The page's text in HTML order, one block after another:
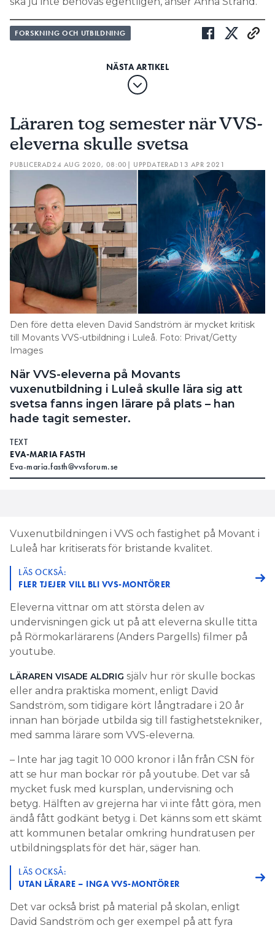
FORSKNING OCH UTBILDNING
Läraren tog semester när VVS-
eleverna skulle svetsa
PUBLICERAD24 AUG 2020, 08:00 | UPPDATERAD 13 APR 2021
Den före detta eleven David Sandström är mycket kritisk
till Movants VVS-utbildning i Luleå. Foto: Privat/Getty
Images
När VVS-eleverna på Movants
vuxenutbildning i Luleå skulle lära sig att
svetsa fanns ingen lärare på plats – han
hade tagit semester.
TEXT
EVA-MARIA FASTH
Eva-maria.fasth@vvsforum.se
Vuxenutbildningen i VVS och fastighet på Movant i
Luleå har kritiserats för bristande kvalitet.
LÄS OCKSÅ:
FLER TJEJER VILL BLI VVS-MONTÖRER
Eleverna vittnar om att största delen av
undervisningen gick ut på att eleverna skulle titta
på Rörmokarlärarens (Anders Pargells) filmer på
youtube.
LÄRAREN VISADE ALDRIG själv hur rör skulle bockas
eller andra praktiska moment, enligt David
Sandström, som tidigare kört långtradare i 20 år
innan han började utbilda sig till fastighetstekniker,
med samma lärare som VVS-eleverna.
– Inte har jag tagit 10 000 kronor i lån från CSN för
att se hur man bockar rör på youtube. Det var så
mycket fusk med kursplan, undervisning och
betyg. Hälften av grejerna har vi inte fått göra, men
ändå fått godkänt betyg i. Det känns som ett skämt
att kommunen betalar omkring hundratusen per
utbildningsplats för det här, säger han.
LÄS OCKSÅ:
UTAN LÄRARE – INGA VVS-MONTÖRER
Det var också brist på material på skolan, enligt
David Sandström och ger exempel på att fyra